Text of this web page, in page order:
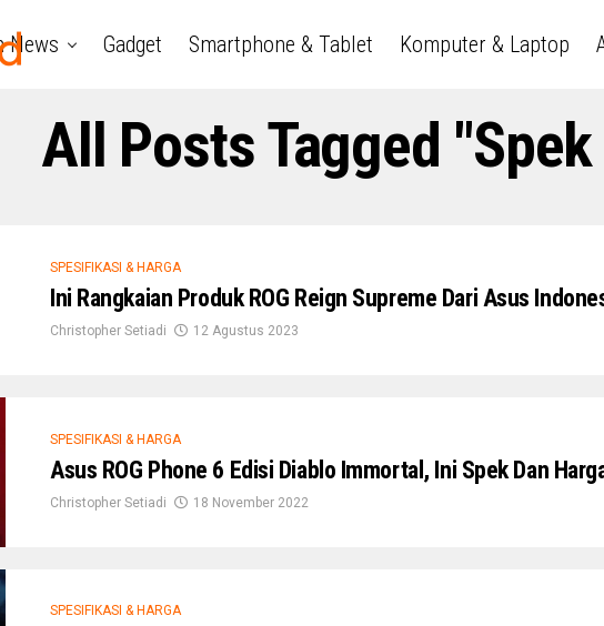
News Gadget Smartphone & Tablet Komputer & Laptop
All Posts Tagged "Spek
SPESIFIKASI & HARGA
Ini Rangkaian Produk ROG Reign Supreme Dari Asus
Christopher Setiadi 12 Agustus 2023
SPESIFIKASI & HARGA
Asus ROG Phone 6 Edisi Diablo Immortal, Ini Spek Dan
Christopher Setiadi 18 November 2022
SPESIFIKASI & HARGA